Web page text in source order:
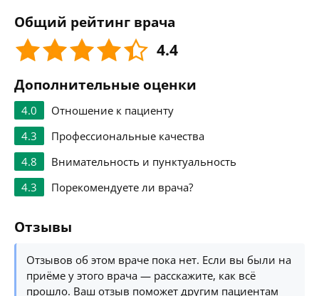
Общий рейтинг врача
4.4
Дополнительные оценки
4.0
Отношение к пациенту
4.3
Профессиональные качества
4.8
Внимательность и пунктуальность
4.3
Порекомендуете ли врача?
Отзывы
Отзывов об этом враче пока нет. Если вы были на
приёме у этого врача — расскажите, как всё
прошло. Ваш отзыв поможет другим пациентам